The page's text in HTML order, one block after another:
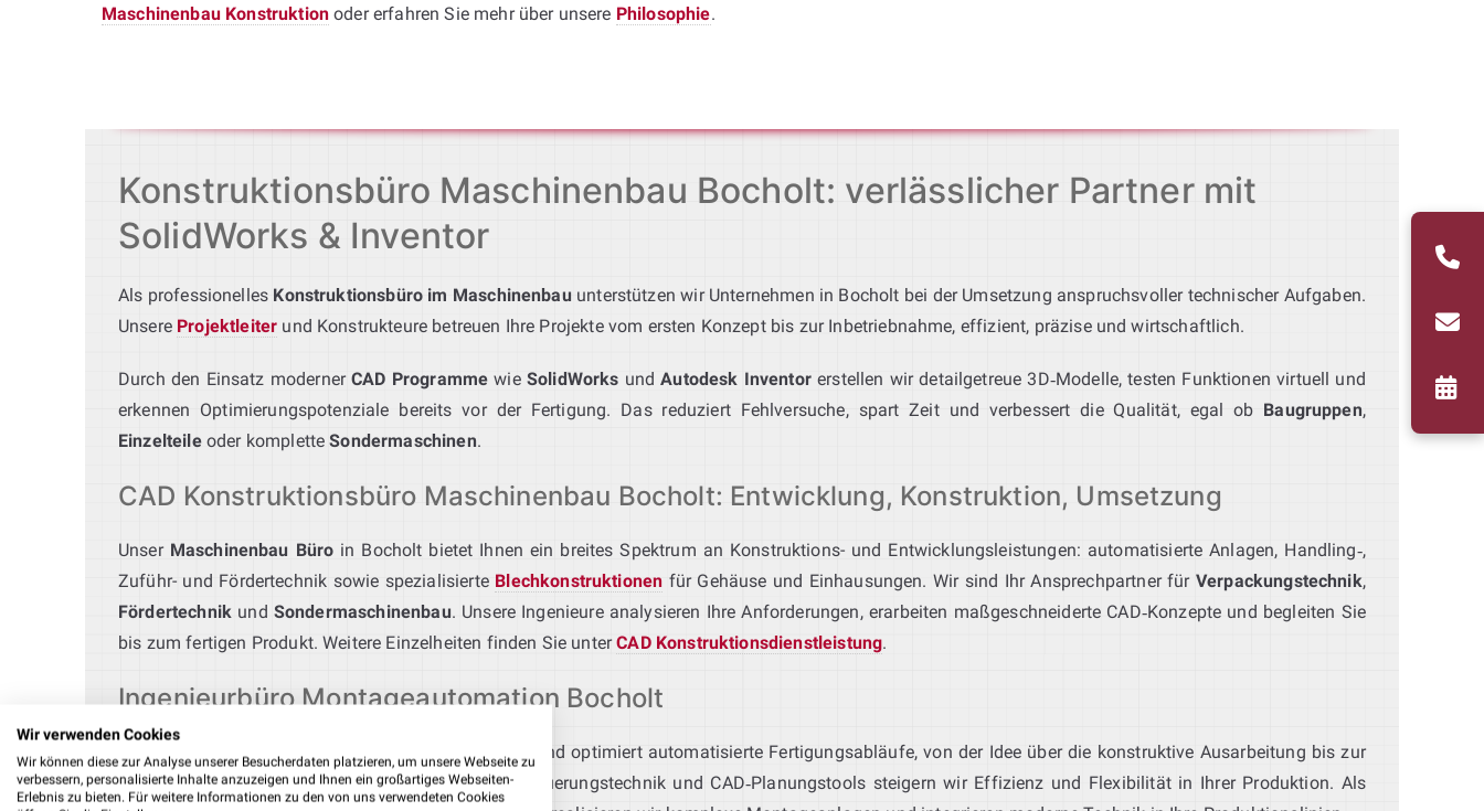
Maschinenbau Konstruktion oder erfahren Sie mehr über unsere Philosophie.
Konstruktionsbüro Maschinenbau Bocholt: verlässlicher Partner mit
SolidWorks & Inventor
Als professionelles Konstruktionsbüro im Maschinenbauunterstützen wir Unternehmen in Bocholt bei der Umsetzung anspruchsvoller technischer Aufgaben.
Unsere Projektleiter und Konstrukteure betreuen Ihre Projekte vom ersten Konzept bis zur Inbetriebnahme, effizient, präzise und wirtschaftlich.
Durch den Einsatz modernerCAD Programme wie SolidWorks undAutodesk Inventorerstellen wir detailgetreue 3D‑Modelle, testen Funktionen virtuell und
erkennen Optimierungspotenziale bereits vor der Fertigung. Das reduziert Fehlversuche, spart Zeit und verbessert die Qualität, egal ob Baugruppen,
Einzelteileoder kompletteSondermaschinen.
CAD Konstruktionsbüro Maschinenbau Bocholt: Entwicklung, Konstruktion, Umsetzung
Unser Maschinenbau Büro in Bocholt bietet Ihnen ein breites Spektrum an Konstruktions- und Entwicklungsleistungen: automatisierte Anlagen, Handling‑,
Zuführ- und Fördertechnik sowie spezialisierte Blechkonstruktionen für Gehäuse und Einhausungen. Wir sind Ihr Ansprechpartner für Verpackungstechnik,
Fördertechnik und Sondermaschinenbau. Unsere Ingenieure analysieren Ihre Anforderungen, erarbeiten maßgeschneiderte CAD‑Konzepte und begleiten Sie
bis zum fertigen Produkt. Weitere Einzelheiten finden Sie unterCAD Konstruktionsdienstleistung.
Ingenieurbüro Montageautomation Bocholt
Unser Ingenieurbüro für Montageautomation plant und optimiert automatisierte Fertigungsabläufe, von der Idee über die konstruktive Ausarbeitung bis zur
Integration in vorhandene Systeme. Mit Robotik, Steuerungstechnik und CAD‑Planungstools steigern wir Effizienz und Flexibilität in Ihrer Produktion. Als
Wir verwenden Cookies
Wir können diese zur Analyse unserer Besucherdaten platzieren, um unsere Webseite zu
verbessern, personalisierte Inhalte anzuzeigen und Ihnen ein großartiges Webseiten-
Erlebnis zu bieten. Für weitere Informationen zu den von uns verwendeten Cookies